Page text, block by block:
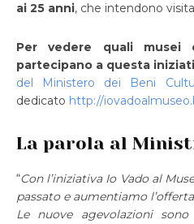
ai 25 anni, che intendono
Per vedere quali musei
partecipano a questa
del Ministero dei Beni
dedicato http://
La parola al
“Con l’iniziativa Io Vado al
passato e aumentiamo
Le nuove agevolazioni